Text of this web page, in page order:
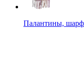
Палантины,